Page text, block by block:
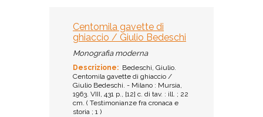
Centomila gavette di
ghiaccio / Giulio Bedeschi
Monografia moderna
Descrizione: Bedeschi, Giulio.
Centomila gavette di ghiaccio /
Giulio Bedeschi. - Milano : Mursia,
1963. VIII, 431 p., [12] c. di tav. : ill. ; 22
cm. ( Testimonianze fra cronaca e
storia ; 1 )